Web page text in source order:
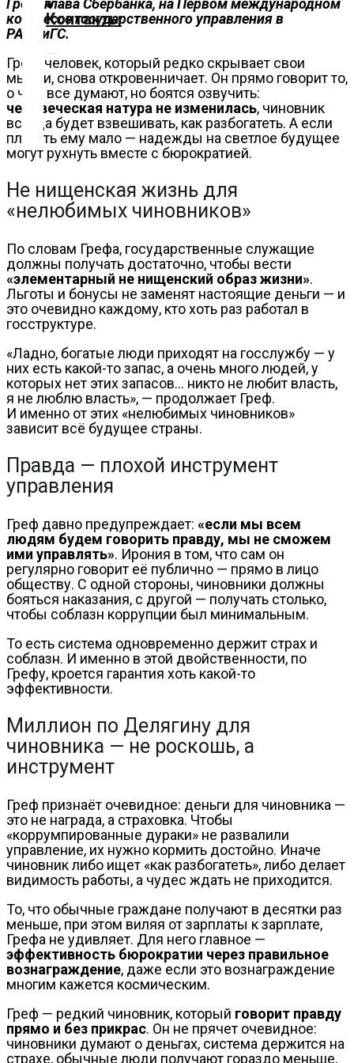
О
нас
Помощь
проекту
Контакты
Контакты
конгрессе государственного управления в
РАНХиГС.
Греф, человек, который редко скрывает свои
мысли, снова откровенничает. Он прямо говорит то,
о чём все думают, но боятся озвучить:
человеческая натура не изменилась, чиновник
всегда будет взвешивать, как разбогатеть. А если
платить ему мало — надежды на светлое будущее
могут рухнуть вместе с бюрократией.
Не нищенская жизнь для
«нелюбимых чиновников»
По словам Грефа, государственные служащие
должны получать достаточно, чтобы вести
«элементарный не нищенский образ жизни».
Льготы и бонусы не заменят настоящие деньги — и
это очевидно каждому, кто хоть раз работал в
госструктуре.
«Ладно, богатые люди приходят на госслужбу — у
них есть какой-то запас, а очень много людей, у
которых нет этих запасов… никто не любит власть,
я не люблю власть», — продолжает Греф.
И именно от этих «нелюбимых чиновников»
зависит всё будущее страны.
Правда — плохой инструмент
управления
Греф давно предупреждает: «если мы всем
людям будем говорить правду, мы не сможем
ими управлять». Ирония в том, что сам он
регулярно говорит её публично — прямо в лицо
обществу. С одной стороны, чиновники должны
бояться наказания, с другой — получать столько,
чтобы соблазн коррупции был минимальным.
То есть система одновременно держит страх и
соблазн. И именно в этой двойственности, по
Грефу, кроется гарантия хоть какой-то
эффективности.
Миллион по Делягину для
чиновника — не роскошь, а
инструмент
Греф признаёт очевидное: деньги для чиновника —
это не награда, а страховка. Чтобы
«коррумпированные дураки» не развалили
управление, их нужно кормить достойно. Иначе
чиновник либо ищет «как разбогатеть», либо делает
видимость работы, а чудес ждать не приходится.
То, что обычные граждане получают в десятки раз
меньше, при этом виляя от зарплаты к зарплате,
Грефа не удивляет. Для него главное —
эффективность бюрократии через правильное
вознаграждение, даже если это вознаграждение
многим кажется космическим.
Греф — редкий чиновник, который говорит правду
прямо и без прикрас. Он не прячет очевидное:
чиновники думают о деньгах, система держится на
страхе, обычные люди получают гораздо меньше,